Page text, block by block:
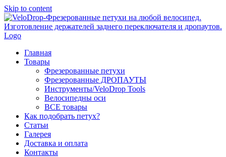
Skip to content
Главная
Товары
Фрезерованные петухи
Фрезерованные ДРОПАУТЫ
Инструменты/VeloDrop Tools
Велосипедны оси
ВСЕ товары
Как подобрать петух?
Статьи
Галерея
Доставка и оплата
Контакты